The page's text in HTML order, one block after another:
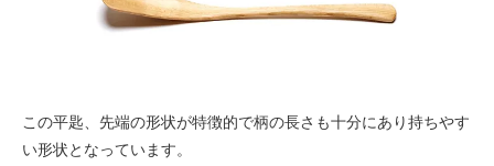
この平匙、先端の形状が特徴的で柄の長さも十分にあり持ちやす
い形状となっています。